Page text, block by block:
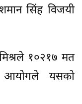
सिंह विजयी
१०२१७ मत
आयोगले यसको